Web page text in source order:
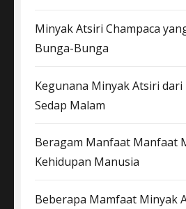
Minyak Atsiri Champaca
Bunga-Bunga
Kegunana Minyak Atsiri
Sedap Malam
Beragam Manfaat Manfaat
Kehidupan Manusia
Beberapa Mamfaat Minyak